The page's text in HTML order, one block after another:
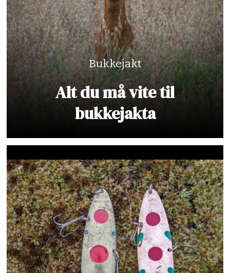
Bukkejakt
Alt du må vite til
bukkejakta